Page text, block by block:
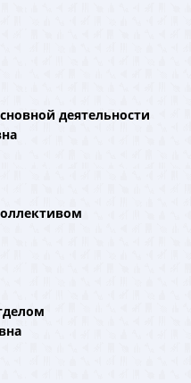
деятельности